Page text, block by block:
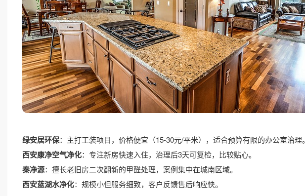
绿安居环保：主打工装项目，价格便宜（15-30元/平米），适合预算有限的办公室治理。
西安康净空气净化：专注新房快速入住，治理后3天可复检，比较贴心。
秦净源：擅长老旧房二次翻新的甲醛处理，案例集中在城南区域。
西安蓝湖水净化：规模小但服务细致，客户反馈售后响应快。